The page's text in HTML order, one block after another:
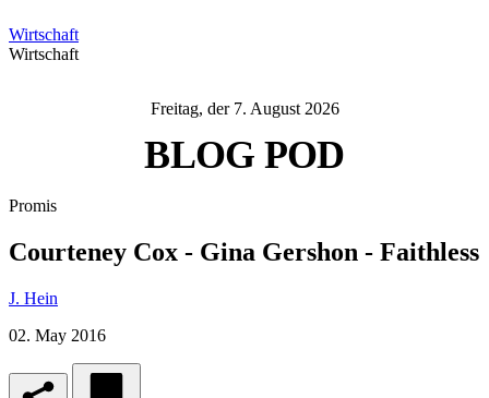
Wirtschaft
Wirtschaft
Freitag, der 7. August 2026
BLOG POD
Promis
Courteney Cox - Gina Gershon - Faithless
J. Hein
02. May 2016